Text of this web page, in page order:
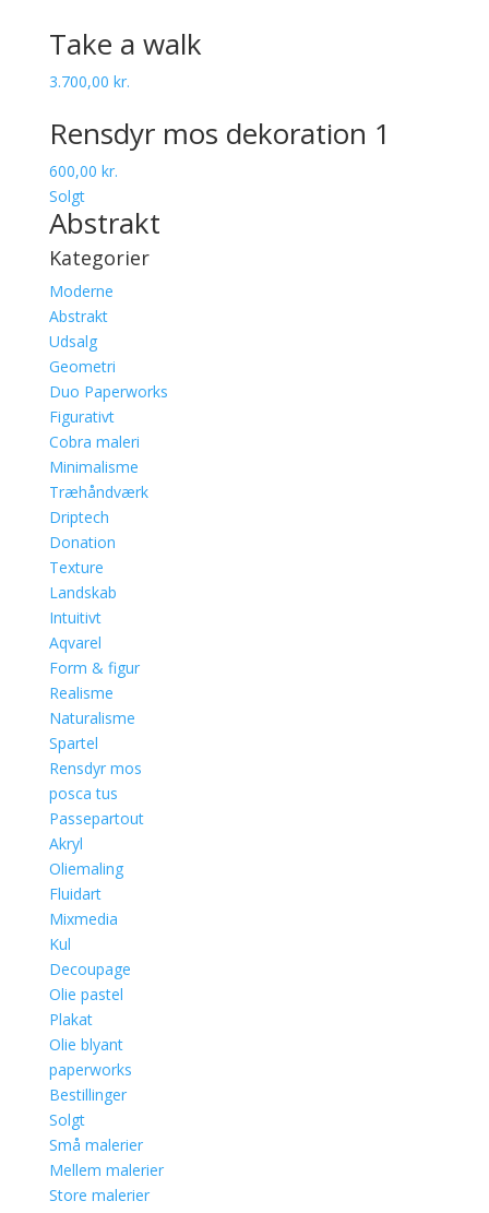
Take a walk
3.700,00 kr.
Rensdyr mos dekoration 1
600,00 kr.
Solgt
Abstrakt
Kategorier
Moderne
Abstrakt
Udsalg
Geometri
Duo Paperworks
Figurativt
Cobra maleri
Minimalisme
Træhåndværk
Driptech
Donation
Texture
Landskab
Intuitivt
Aqvarel
Form & figur
Realisme
Naturalisme
Spartel
Rensdyr mos
posca tus
Passepartout
Akryl
Oliemaling
Fluidart
Mixmedia
Kul
Decoupage
Olie pastel
Plakat
Olie blyant
paperworks
Bestillinger
Solgt
Små malerier
Mellem malerier
Store malerier